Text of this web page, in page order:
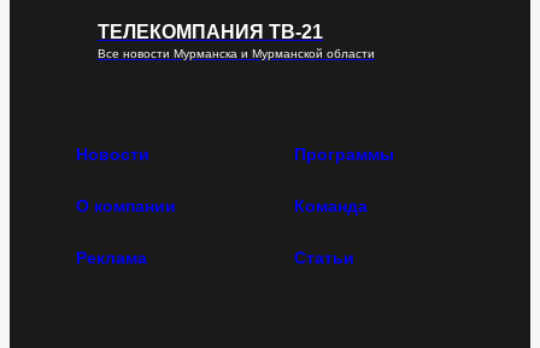
ТЕЛЕКОМПАНИЯ ТВ-21
Все новости Мурманска и Мурманской области
Новости Программы
О компании Команда
Реклама Статьи